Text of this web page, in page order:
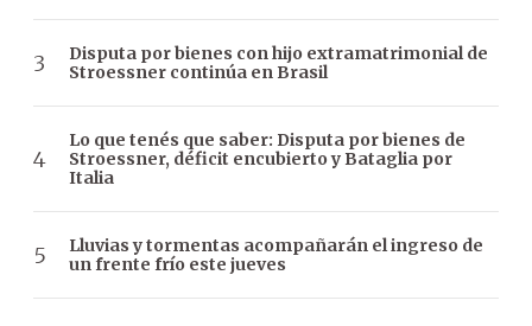
Disputa por bienes con hijo extramatrimonial de
Stroessner continúa en Brasil
Lo que tenés que saber: Disputa por bienes de
Stroessner, déficit encubierto y Bataglia por
Italia
Lluvias y tormentas acompañarán el ingreso de
un frente frío este jueves